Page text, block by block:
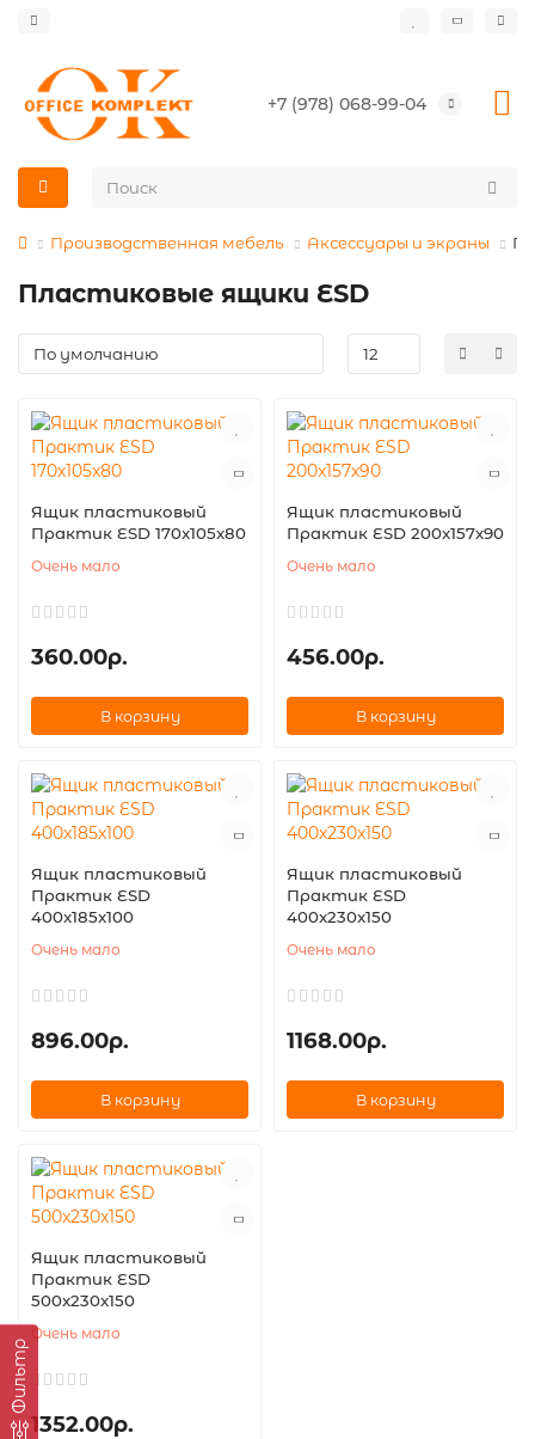
+7 (978) 068-99-04
Производственная мебель Аксессуары и экраны
Пластиковые ящики ESD
Фильтр
Ящик пластиковый
Практик ESD 170x105x80
Очень мало
360.00р.
В корзину
Ящик пластиковый
Практик ESD 200x157x90
Очень мало
456.00р.
В корзину
Ящик пластиковый
Практик ESD
400x185x100
Очень мало
896.00р.
В корзину
Ящик пластиковый
Практик ESD
400x230x150
Очень мало
1168.00р.
В корзину
Ящик пластиковый
Практик ESD
500x230x150
Очень мало
1352.00р.